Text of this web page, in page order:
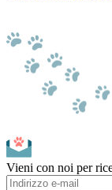
Vieni con noi per